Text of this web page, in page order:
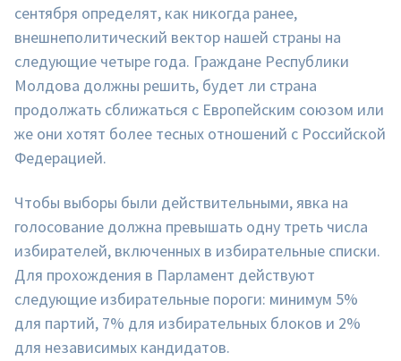
сентября определят, как никогда ранее,
внешнеполитический вектор нашей страны на
следующие четыре года. Граждане Республики
Молдова должны решить, будет ли страна
продолжать сближаться с Европейским союзом или
же они хотят более тесных отношений с Российской
Федерацией.
Чтобы выборы были действительными, явка на
голосование должна превышать одну треть числа
избирателей, включенных в избирательные списки.
Для прохождения в Парламент действуют
следующие избирательные пороги: минимум 5%
для партий, 7% для избирательных блоков и 2%
для независимых кандидатов.